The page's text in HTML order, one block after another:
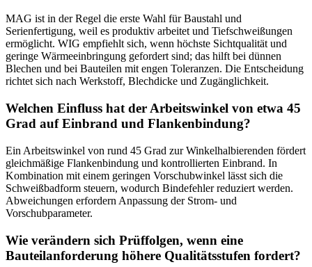
MAG ist in der Regel die erste Wahl für Baustahl und
Serienfertigung, weil es produktiv arbeitet und Tiefschweißungen
ermöglicht. WIG empfiehlt sich, wenn höchste Sichtqualität und
geringe Wärmeeinbringung gefordert sind; das hilft bei dünnen
Blechen und bei Bauteilen mit engen Toleranzen. Die Entscheidung
richtet sich nach Werkstoff, Blechdicke und Zugänglichkeit.
Welchen Einfluss hat der Arbeitswinkel von etwa 45
Grad auf Einbrand und Flankenbindung?
Ein Arbeitswinkel von rund 45 Grad zur Winkelhalbierenden fördert
gleichmäßige Flankenbindung und kontrollierten Einbrand. In
Kombination mit einem geringen Vorschubwinkel lässt sich die
Schweißbadform steuern, wodurch Bindefehler reduziert werden.
Abweichungen erfordern Anpassung der Strom- und
Vorschubparameter.
Wie verändern sich Prüffolgen, wenn eine
Bauteilanforderung höhere Qualitätsstufen fordert?